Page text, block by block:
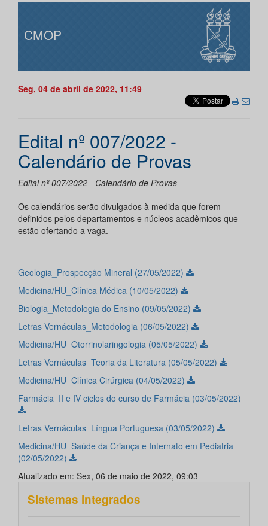
CMOP
Seg, 04 de abril de 2022, 11:49
Edital nº 007/2022 -
Calendário de Provas
Edital nº 007/2022 - Calendário de Provas
Os calendários serão divulgados à medida que forem
definidos pelos departamentos e núcleos acadêmicos que
estão ofertando a vaga.
Geologia_Prospecção Mineral (27/05/2022)
Medicina/HU_Clínica Médica (10/05/2022)
Biologia_Metodologia do Ensino (09/05/2022)
Letras Vernáculas_Metodologia (06/05/2022)
Medicina/HU_Otorrinolaringologia (05/05/2022)
Letras Vernáculas_Teoria da Literatura (05/05/2022)
Medicina/HU_Clínica Cirúrgica (04/05/2022)
Farmácia_II e IV ciclos do curso de Farmácia (03/05/2022)
Letras Vernáculas_Língua Portuguesa (03/05/2022)
Medicina/HU_Saúde da Criança e Internato em Pediatria
(02/05/2022)
Atualizado em: Sex, 06 de maio de 2022, 09:03
Sistemas integrados